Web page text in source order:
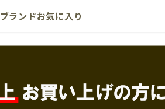
ブランドお気に入り